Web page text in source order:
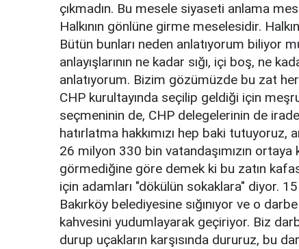
çıkmadın. Bu mesele siyaseti anlama
Halkının gönlüne girme meselesidir.
Bütün bunları neden anlatıyorum biliyor
anlayışlarının ne kadar sığı, içi boş, ne
anlatıyorum. Bizim gözümüzde bu zat
CHP kurultayında seçilip geldiği için
seçmeninin de, CHP delegelerinin de
hatırlatma hakkımızı hep baki
26 milyon 330 bin vatandaşımızın
görmediğine göre demek ki bu zatın
için adamları "dökülün sokaklara" diyor.
Bakırköy belediyesine sığınıyor ve o
kahvesini yudumlayarak geçiriyor. Biz
durup uçakların karşısında dururuz, bu